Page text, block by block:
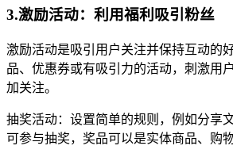
3.激励活动：利用福利吸引粉丝
激励活动是吸引用户关注并保持互动的
品、优惠券或有吸引力的活动，刺激用
加关注。
抽奖活动：设置简单的规则，例如分享
可参与抽奖，奖品可以是实体商品、购